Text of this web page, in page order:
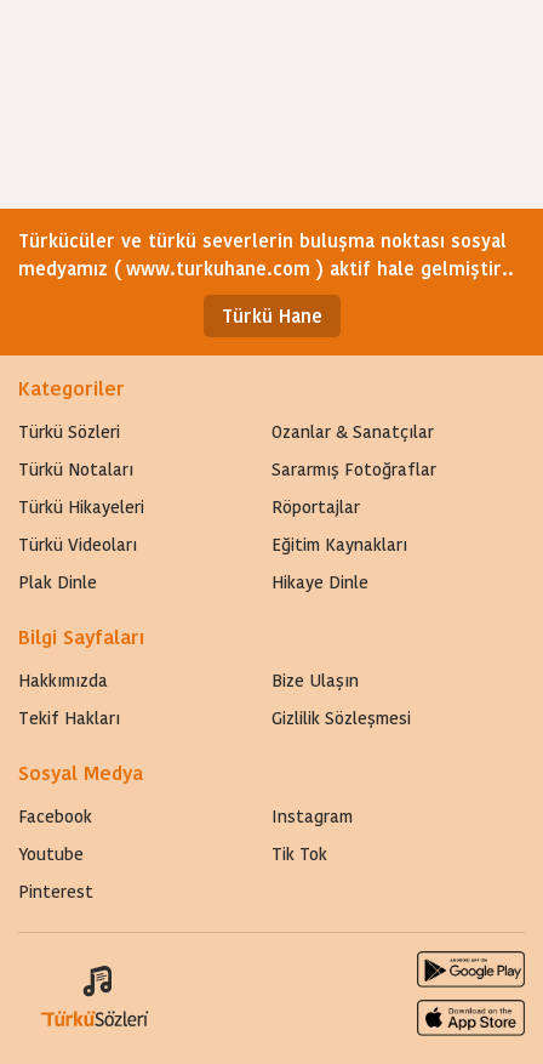
Türkücüler ve türkü severlerin buluşma noktası sosyal
medyamız ( www.turkuhane.com ) aktif hale gelmiştir..
Türkü Hane
Kategoriler
Türkü Sözleri
Ozanlar & Sanatçılar
Türkü Notaları
Sararmış Fotoğraflar
Türkü Hikayeleri
Röportajlar
Türkü Videoları
Eğitim Kaynakları
Plak Dinle
Hikaye Dinle
Bilgi Sayfaları
Hakkımızda
Bize Ulaşın
Tekif Hakları
Gizlilik Sözleşmesi
Sosyal Medya
Facebook
Instagram
Youtube
Tik Tok
Pinterest